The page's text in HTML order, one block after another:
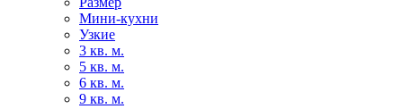
Мини-кухни
Узкие
3 кв. м.
5 кв. м.
6 кв. м.
9 кв. м.